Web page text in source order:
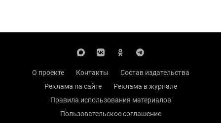
О проекте Контакты
Состав издательства
Реклама на сайте
Реклама в журнале
Правила использования материалов
Пользовательское соглашение